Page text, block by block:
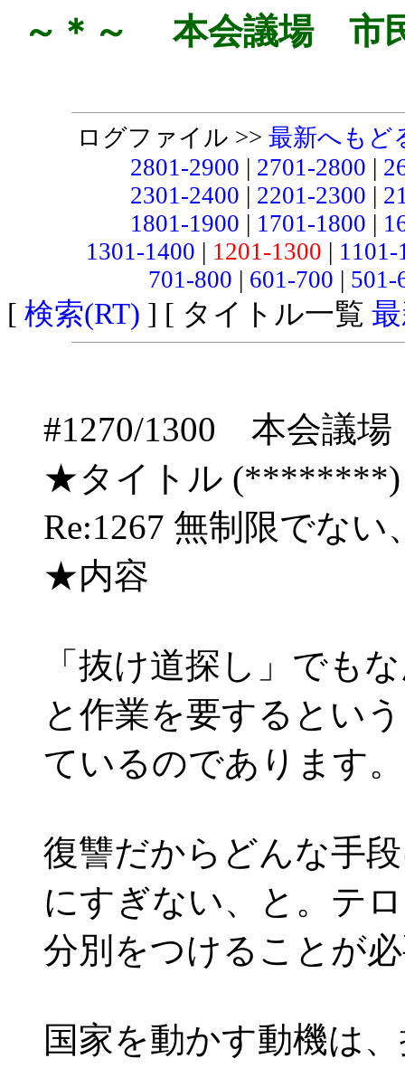
～＊～ 本会議場 市
ログファイル >> 最新へもど
2801-2900 | 2701-2800 |
2301-2400 | 2201-2300 |
1801-1900 | 1701-1800 |
1301-1400 | 1201-1300 |
701-800 | 601-700 |
[ 検索(RT) ] [ タイトル一覧
#1270/1300 本会
★タイトル (********)
Re:1267 無制限でな
★内容
「抜け道探し」でも
と作業を要するとい
ているのであります。
復讐だからどんな手
にすぎない、と。テ
分別をつけることが
国家を動かす動機は